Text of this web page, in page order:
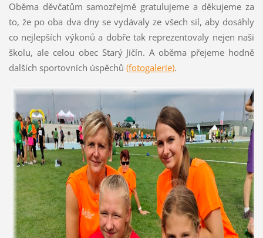
Oběma děvčatům samozřejmě gratulujeme a děkujeme za
to, že po oba dva dny se vydávaly ze všech sil, aby dosáhly
co nejlepších výkonů a dobře tak reprezentovaly nejen naši
školu, ale celou obec Starý Jičín. A oběma přejeme hodně
dalších sportovních úspěchů (fotogalerie).